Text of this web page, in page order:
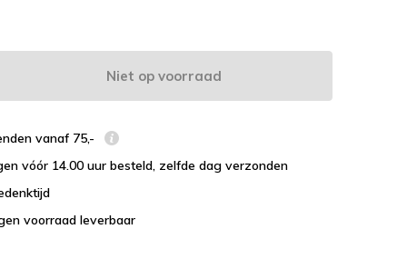
Niet op voorraad
vanaf 75,-
vóór 14.00 uur besteld, zelfde dag verzonden
voorraad leverbaar